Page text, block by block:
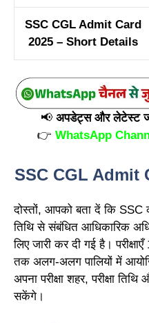
SSC CGL Admit Card
2025 – Short Details
📢 अपडेट्स और लेटेस्ट
👉 WhatsApp
SSC CGL Admit
दोस्तों, आपको बता दें कि SSC
तिथि से संबंधित आधिकारिक
लिए जारी कर दी गई है।
तक अलग-अलग पालियों में
अपना परीक्षा शहर, परीक्षा
सकेंगे।